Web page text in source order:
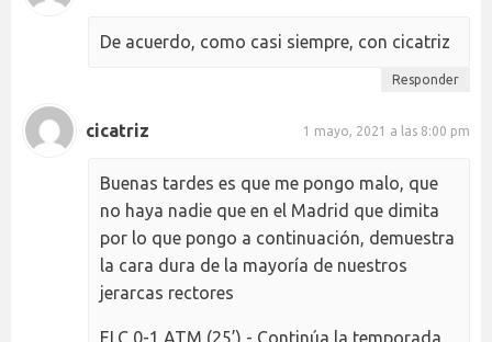
De acuerdo, como casi siempre, con cicatriz
Responder
cicatriz 1 mayo, 2021 a las 8:00 pm
Buenas tardes es que me pongo malo, que
no haya nadie que en el Madrid que dimita
por lo que pongo a continuación, demuestra
la cara dura de la mayoría de nuestros
jerarcas rectores
ELC 0-1 ATM (25’) - Continúa la temporada